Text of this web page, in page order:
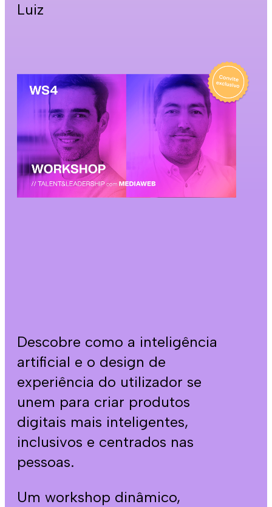
Luiz
Descobre como a inteligência
artificial e o design de
experiência do utilizador se
unem para criar produtos
digitais mais inteligentes,
inclusivos e centrados nas
pessoas.
Um workshop dinâmico,